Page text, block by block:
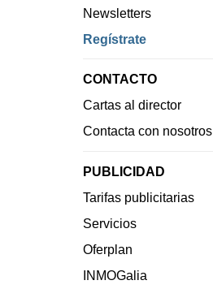
Newsletters
Regístrate
CONTACTO
Cartas al director
Contacta con nosotros
PUBLICIDAD
Tarifas publicitarias
Servicios
Oferplan
INMOGalia